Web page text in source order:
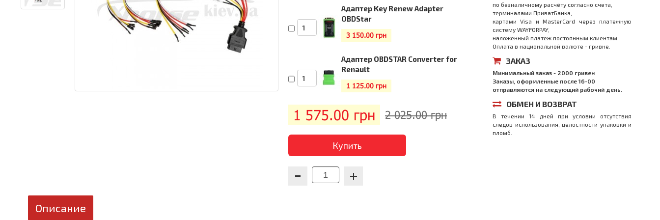
Адаптер Key Renew Adapter
OBDStar
3 150.00 грн
Адаптер OBDSTAR Converter for
Renault
1 125.00 грн
1 575.00 грн 2 025.00 грн
Купить
по безналичному расчёту согласно счета,
терминалами ПриватБанка,
картами Visa и MasterCard через платежную
систему WAYFORPAY,
наложенный платеж постоянным клиентам.
Оплата в национальной валюте - гривне.
ЗАКАЗ
Минимальный заказ - 2000 гривен
Заказы, оформленные после 16-00
отправляются на следующий рабочий день.
ОБМЕН И ВОЗВРАТ
В течении 14 дней при условии отсутствия
следов использования, целостности упаковки и
пломб.
Описание